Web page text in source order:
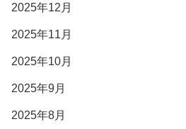
2025年12月
2025年11月
2025年10月
2025年9月
2025年8月